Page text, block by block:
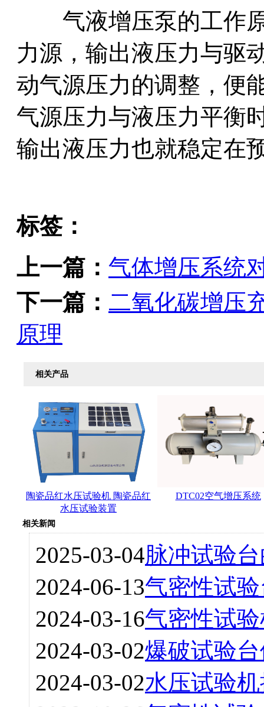
气液增压泵的工作原
力源，输出液压力与驱
动气源压力的调整，便
气源压力与液压力平衡
输出液压力也就稳定在
标签：
上一篇： 气体增压系统
下一篇： 二氧化碳增压
原理
相关产品
陶瓷品红水压试验机 陶瓷品红
水压试验装置
DTC02空气增压系统
相关新闻
2025-03-04脉冲试验
2024-06-13气密性试
2024-03-16气密性试
2024-03-02爆破试验
2024-03-02水压试验